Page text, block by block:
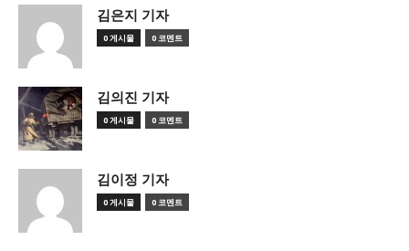
김은지 기자
0 게시물 0 코멘트
김의진 기자
0 게시물 0 코멘트
김이정 기자
0 게시물 0 코멘트